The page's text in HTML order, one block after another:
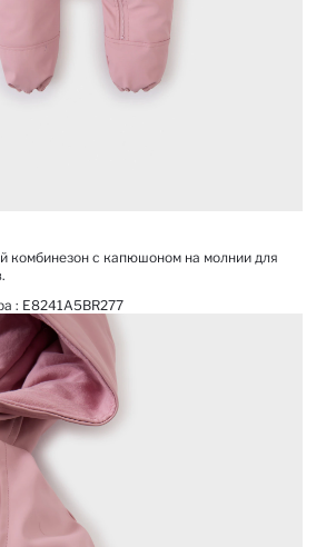
комбинезон с капюшоном на молнии для
: E8241A5BR277